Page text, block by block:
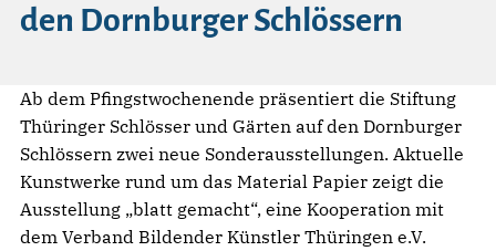
den Dornburger Schlössern
Ab dem Pfingstwochenende präsentiert die Stiftung
Thüringer Schlösser und Gärten auf den Dornburger
Schlössern zwei neue Sonderausstellungen. Aktuelle
Kunstwerke rund um das Material Papier zeigt die
Ausstellung „blatt gemacht“, eine Kooperation mit
dem Verband Bildender Künstler Thüringen e.V.